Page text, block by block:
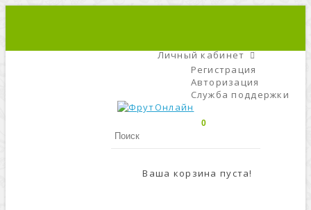
Личный кабинет
Регистрация
Авторизация
Служба поддержки
0
Ваша корзина пуста!